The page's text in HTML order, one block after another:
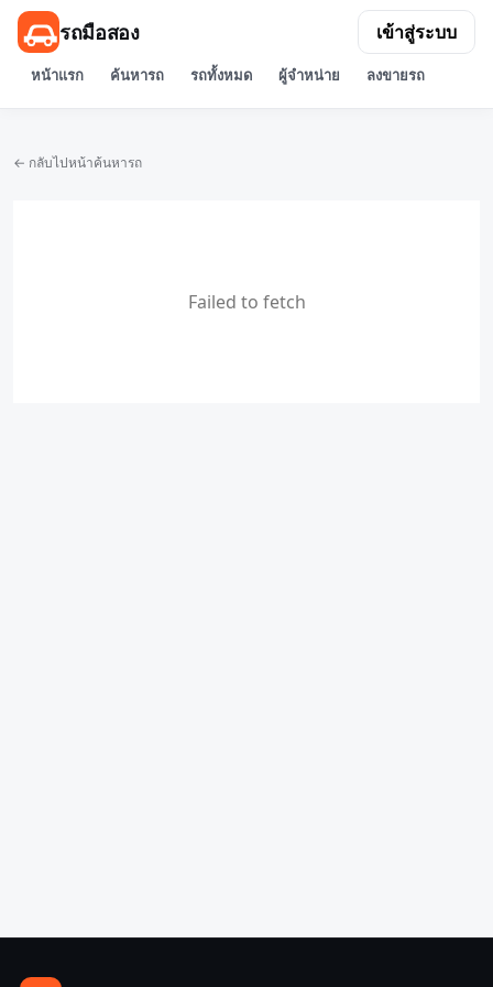
รถมือสอง
หน้าแรก ค้นหารถ รถทั้งหมด ผู้จำหน่าย ลงขายรถ
เข้าสู่ระบบ
← กลับไปหน้าค้นหารถ
Failed to fetch